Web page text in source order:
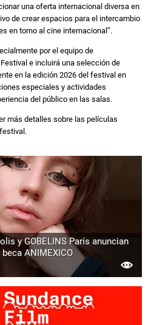
una oferta internacional diversa en
de crear espacios para el intercambio
en torno al cine internacional”.
por el equipo de
e incluirá una selección de
en la edición 2026 del festival en
especiales y actividades
del público en las salas.
más detalles sobre las películas
y GOBELINS París anuncian
ANIMEXICO